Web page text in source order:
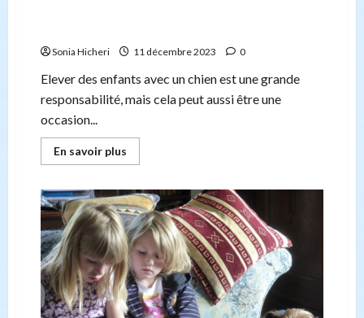
Sonia Hicheri 11 décembre 2023 0
Elever des enfants avec un chien est une grande
responsabilité, mais cela peut aussi être une
occasion...
En savoir plus
savoir
Meilleures
races
de
chiens
pour
les
familles
avec
de
jeunes
enfants